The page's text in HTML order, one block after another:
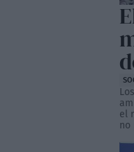
el
no